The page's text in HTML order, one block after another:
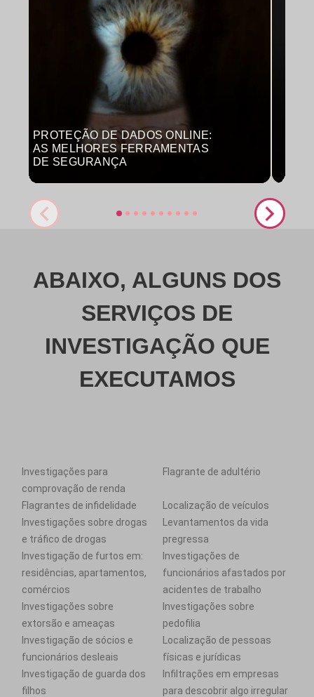
PROTEÇÃO DE DADOS ONLINE:
AS MELHORES FERRAMENTAS
DE SEGURANÇA
ABAIXO, ALGUNS DOS
SERVIÇOS DE
INVESTIGAÇÃO QUE
EXECUTAMOS
Investigações para
comprovação de renda
Flagrante de adultério
Flagrantes de infidelidade
Localização de veículos
Investigações sobre drogas
e tráfico de drogas
Levantamentos da vida
pregressa
Investigação de furtos em:
residências, apartamentos,
comércios
Investigações de
funcionários afastados por
acidentes de trabalho
Investigações sobre
extorsão e ameaças
Investigações sobre
pedofilia
Investigação de sócios e
funcionários desleais
Localização de pessoas
físicas e jurídicas
Investigação de guarda dos
filhos
Infiltrações em empresas
para descobrir algo irregular